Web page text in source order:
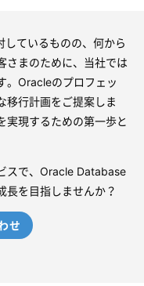
ているものの、何から
さまのために、当社では
。Oracleのプロフェッ
移行計画をご提案しま
実現するための第一歩と
スで、Oracle Database
長を目指しませんか？
せ